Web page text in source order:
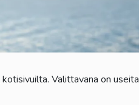
kotisivuilta. Valittavana on useita